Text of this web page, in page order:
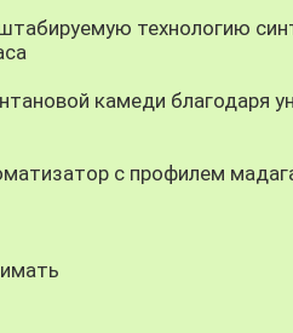
технологию
камеди благодаря
с профилем